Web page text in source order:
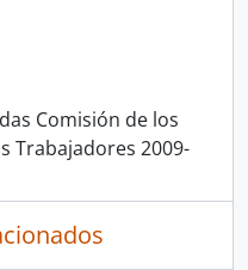
Comisión de los
Trabajadores 2009-